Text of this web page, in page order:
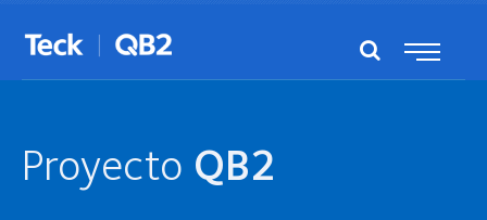
Proyecto QB2